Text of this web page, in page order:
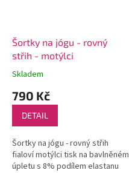
Šortky na jógu - rovný
střih - motýlci
Skladem
790 Kč
DETAIL
Šortky na jógu - rovný střih
fialoví motýlci tisk na bavlněném
úpletu s 8% podílem elastanu